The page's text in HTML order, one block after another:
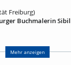
Freiburg)
Buchmalerin
für die Frauen
höchst
Mehr anzeigen